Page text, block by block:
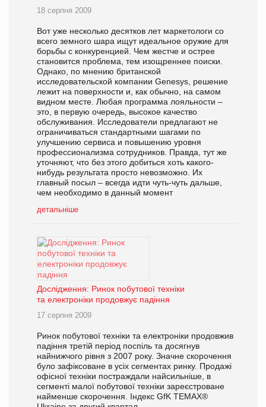
18 серпня 2009
Вот уже несколько десятков лет маркетологи со
всего земного шара ищут идеальное оружие для
борьбы с конкуренцией. Чем жестче и острее
становится проблема, тем изощреннее поиски.
Однако, по мнению британской
исследовательской компании Genesys, решение
лежит на поверхности и, как обычно, на самом
видном месте. Любая программа лояльности –
это, в первую очередь, высокое качество
обслуживания. Исследователи предлагают не
ограничиваться стандартными шагами по
улучшению сервиса и повышению уровня
профессионализма сотрудников. Правда, тут же
уточняют, что без этого добиться хоть какого-
нибудь результата просто невозможно. Их
главный посыл – всегда идти чуть-чуть дальше,
чем необходимо в данный момент
детальніше
Дослідження: Ринок побутової техніки
та електроніки продовжує падіння
17 серпня 2009
Ринок побутової техніки та електроніки продовжив
падіння третій період поспіль та досягнув
найнижчого рівня з 2007 року. Значне скорочення
було зафіксоване в усіх сегментах ринку. Продажі
офісної техніки постраждали найсильніше, в
сегменті малої побутової техніки зареєстроване
найменше скорочення. Індекс GfK TEMAX®